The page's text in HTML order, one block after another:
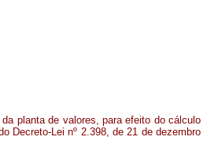
planta de valores, para efeito do cálculo
Decreto-Lei nº 2.398, de 21 de dezembro